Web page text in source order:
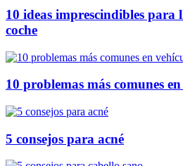
10 ideas imprescindibles para
coche
10 problemas más comunes
5 consejos para acné